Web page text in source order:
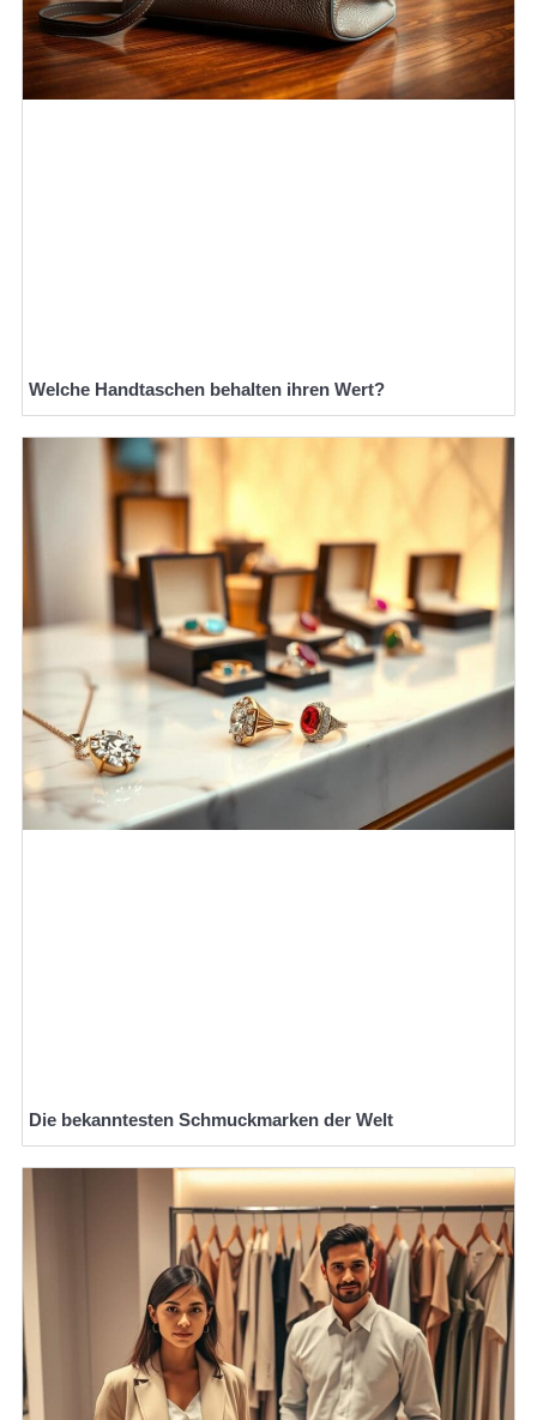
Welche Handtaschen behalten ihren Wert?
Die bekanntesten Schmuckmarken der Welt